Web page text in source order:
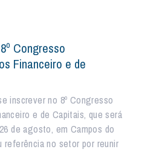
Congresso
Financeiro e de
inscrever no 8º Congresso
e de Capitais, que será
de agosto, em Campos do
no setor por reunir